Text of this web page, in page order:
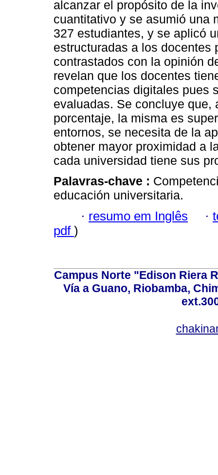
alcanzar el propósito de la
cuantitativo y se asumió una
327 estudiantes, y se aplicó
estructuradas a los docentes
contrastados con la opinión
revelan que los docentes
competencias digitales pues
evaluadas. Se concluye que,
porcentaje, la misma es
entornos, se necesita de la
obtener mayor proximidad a
cada universidad tiene sus
Palavras-chave :
educación universitaria.
· resumo em Inglês ·
pdf )
Campus Norte "Edison Riera
Vía a Guano, Riobamba,